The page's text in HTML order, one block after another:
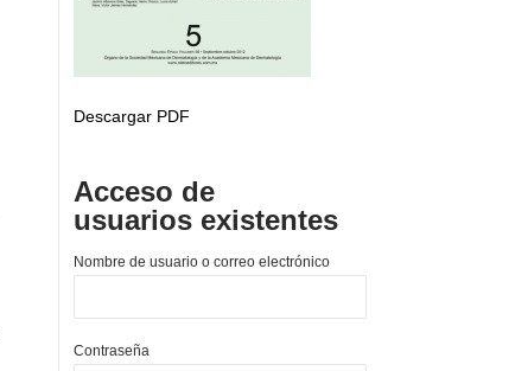
Descargar PDF
Acceso de
usuarios existentes
Nombre de usuario o correo electrónico
Contraseña